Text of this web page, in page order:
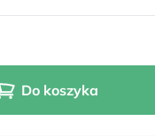
Do koszyka